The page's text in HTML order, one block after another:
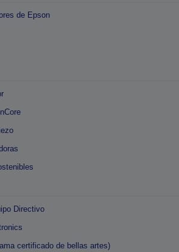
de Epson
Directivo
certificado de bellas artes)